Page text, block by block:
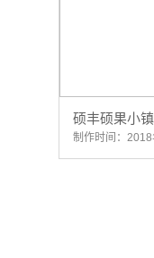
硕丰硕果小
制作时间：2018